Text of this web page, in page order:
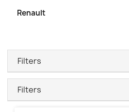
Renault
Filters
Filters